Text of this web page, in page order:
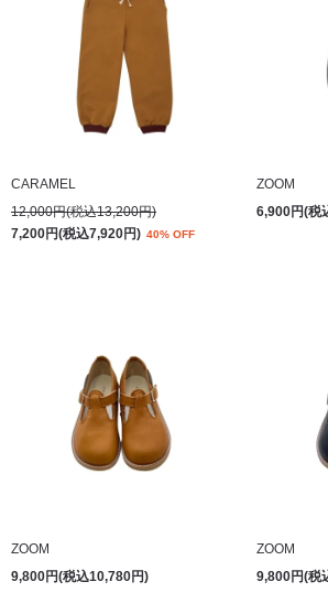
CARAMEL
12,000円(税込13,200円)
7,200円(税込7,920円) 40% OFF
ZOOM
6,900円(税
ZOOM
9,800円(税込10,780円)
ZOOM
9,800円(税